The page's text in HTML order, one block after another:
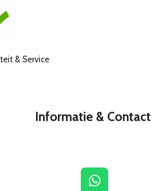
& Service
Informatie & Contact
W